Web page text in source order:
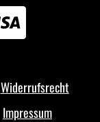
Widerrufsrecht
Impressum